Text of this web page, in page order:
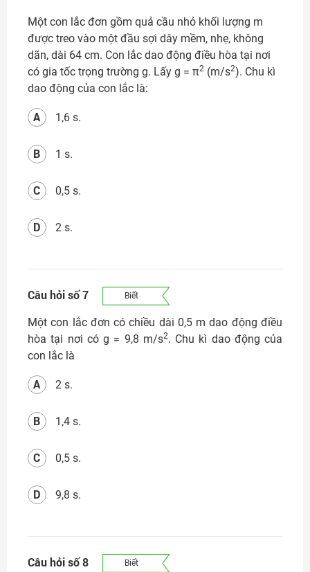
Một con lắc đơn gồm quả cầu nhỏ khối lượng m
được treo vào một đầu sợi dây mềm, nhẹ, không
dãn, dài 64 cm. Con lắc dao động điều hòa tại nơi
có gia tốc trọng trường g. Lấy g = π2 (m/s2). Chu kì
dao động của con lắc là:
1,6 s.
A
1 s.
B
0,5 s.
C
2 s.
D
Câu hỏi số 7 Biết
Một con lắc đơn có chiều dài 0,5 m dao động điều
hòa tại nơi có g = 9,8 m/s2. Chu kì dao động của
con lắc là
2 s.
A
1,4 s.
B
0,5 s.
C
9,8 s.
D
Câu hỏi số 8 Biết